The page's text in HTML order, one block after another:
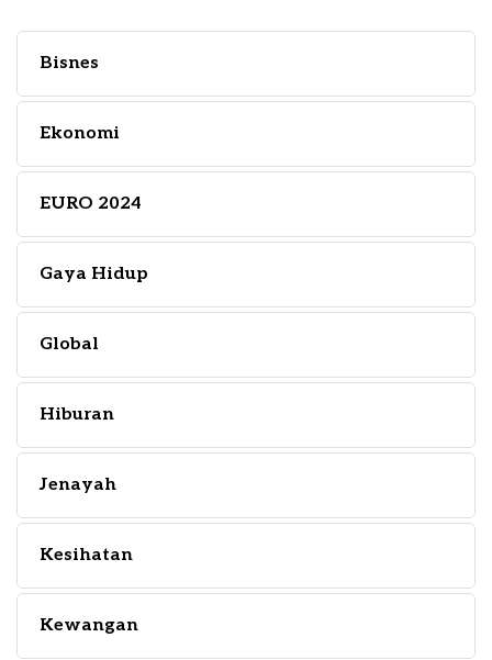
Bisnes
Ekonomi
EURO 2024
Gaya Hidup
Global
Hiburan
Jenayah
Kesihatan
Kewangan